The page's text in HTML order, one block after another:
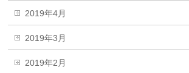
2019年4月
2019年3月
2019年2月